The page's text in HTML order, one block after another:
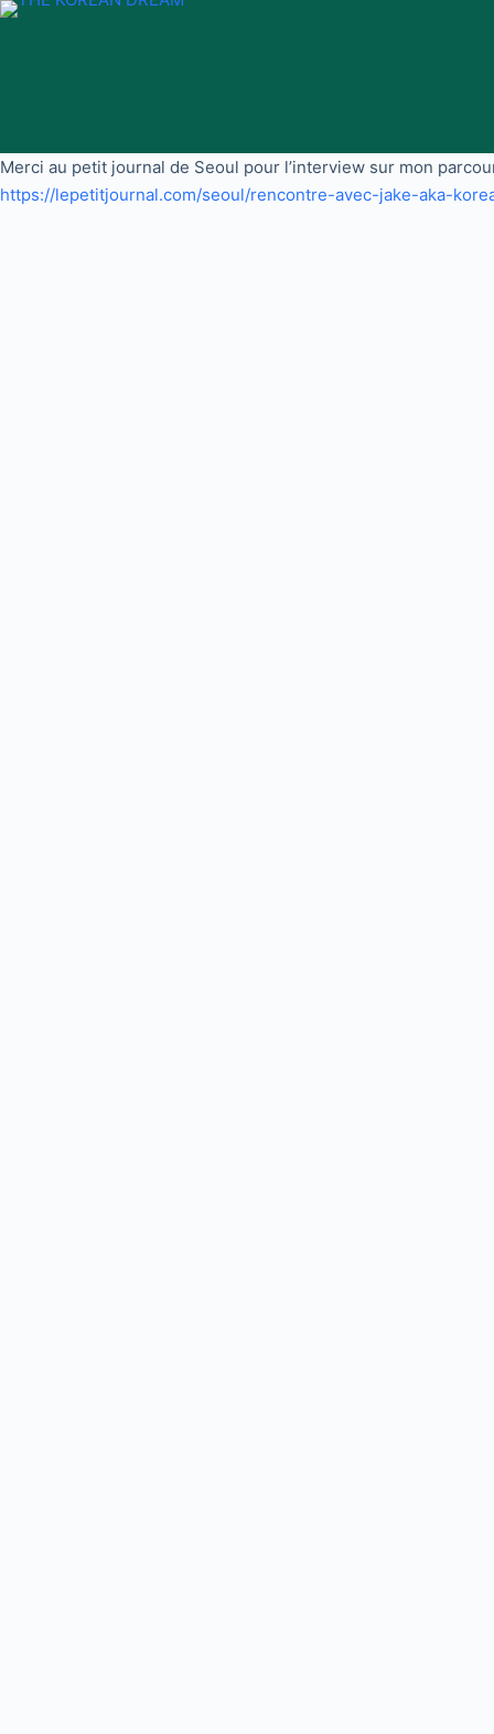
Passer
Merci au petit journal de Seoul pour l’interview sur mon
https://lepetitjournal.com/seoul/rencontre-avec-jake-aka-